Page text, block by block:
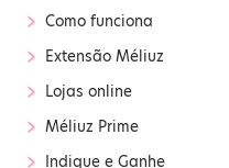
› Como funciona
› Extensão Méliuz
› Lojas online
› Méliuz Prime
› Indique e Ganhe